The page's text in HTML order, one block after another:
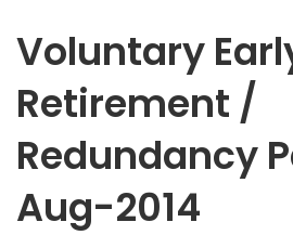
Voluntary
Retirement /
Redundancy
Aug-2014